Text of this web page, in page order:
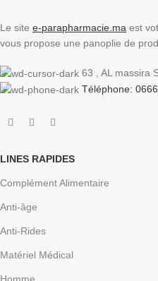
Le site e-parapharmacie.ma est
vous propose une panoplie de
63 , AL massira
Téléphone:
LINES RAPIDES
Complément Alimentaire
Anti-âge
Anti-Rides
Matériel Médical